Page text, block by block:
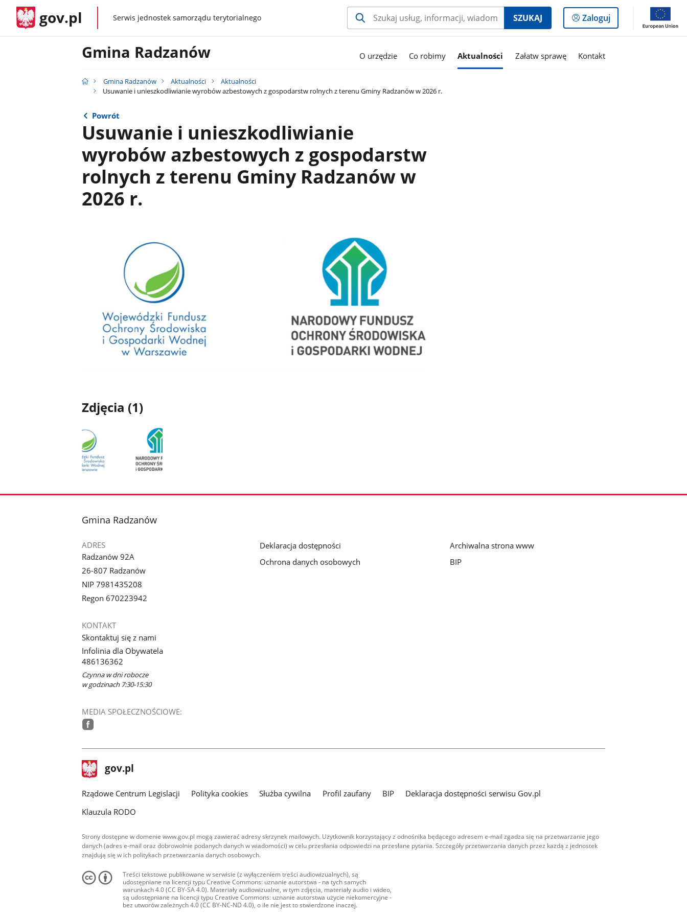
gov.pl gov.plSerwis jednostek samorządu terytorialnego SZUKAJ
Logowanie
do
Zaloguj
Gmina Radzanów O urzędzie Co robimy Aktualności Załatw sprawę Kontakt
Gmina Radzanów Aktualności
Aktualności
Usuwanie i unieszkodliwianie wyrobów azbestowych z gospodarstw rolnych z terenu Gminy Radzanów w 2026 r.
Powrót
Usuwanie i unieszkodliwianie
wyrobów azbestowych z gospodarstw
rolnych z terenu Gminy Radzanów w
2026 r.
Zdjęcia (1)
galerii.
stopka
Gmina Radzanów
ADRES
Radzanów 92A
26-807 Radzanów
NIP 7981435208
Regon 670223942
KONTAKT
Skontaktuj się z nami
Infolinia dla Obywatela
486136362
Czynna w dni robocze
w godzinach 7:30-15:30
MEDIA SPOŁECZNOŚCIOWE:
Deklaracja dostępności
Ochrona danych osobowych
Archiwalna strona www
BIP
stopka
gov.pl Strona
gov.pl
Rządowe Centrum Legislacji Polityka cookies Służba cywilna Profil zaufany BIP
Deklaracja dostępności serwisu Gov.pl
Klauzula RODO
Strony dostępne w domenie www.gov.pl mogą zawierać adresy skrzynek mailowych. Użytkownik korzystający z odnośnika będącego adresem e-mail zgadza się na przetwarzanie jego
danych (adres e-mail oraz dobrowolnie podanych danych w wiadomości) w celu przesłania odpowiedzi na przesłane pytania. Szczegóły przetwarzania danych przez każdą z jednostek
znajdują się w ich politykach przetwarzania danych osobowych.
Treści tekstowe publikowane w serwisie (z wyłączeniem treści audiowizualnych), są
udostępniane na licencji typu Creative Commons: uznanie autorstwa - na tych samych
warunkach 4.0 (CC BY-SA 4.0). Materiały audiowizualne, w tym zdjęcia, materiały audio i wideo,
są udostępniane na licencji typu Creative Commons: uznanie autorstwa użycie niekomercyjne -
bez utworów zależnych 4.0 (CC BY-NC-ND 4.0), o ile nie jest to stwierdzone inaczej.